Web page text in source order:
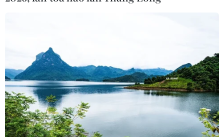
06/08/2026 23:17
Hàn Quốc tái khẳng định mục tiêu
chung sống hòa bình với Triều Tiên
06/08/2026 15:33